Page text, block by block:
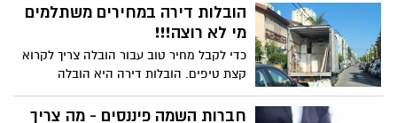
בודדים? דוגמאות נפוצות לכך יכולות להיות
מקרר שצריך להוביל מדירה לדירה, שולחן
כזה או אחר או אולי אפילו דירת חדר או
שניים.
הובלות דירה במחירים משתלמים
מי לא רוצה!!!
כדי לקבל מחיר טוב עבור הובלה צריך לקרוא
קצת טיפים. הובלות דירה היא הובלה
מורכבת ותהליך זה אינו ממש פשוט. כאן ננסה
לתת לכם טיפים מוכחים עבור ההובלה
חברות השמה פיננסים - מה צריך